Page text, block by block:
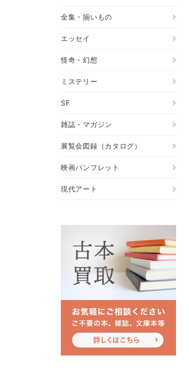
全集・揃いもの
エッセイ
怪奇・幻想
ミステリー
SF
雑誌・マガジン
展覧会図録（カタログ）
映画パンフレット
現代アート